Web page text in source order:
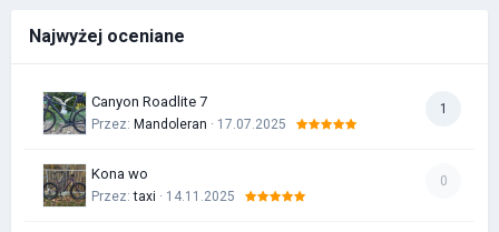
Najwyżej oceniane
1
Canyon Roadlite 7
Przez: Mandoleran · 17.07.2025
0
Kona wo
Przez:taxi · 14.11.2025